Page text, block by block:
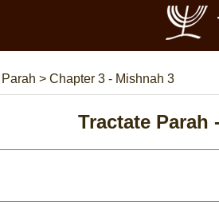
> Chapter 3 - Mishnah 3
Tractate Parah